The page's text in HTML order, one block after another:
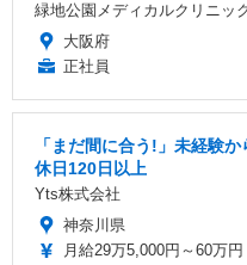
緑地公園メディカルクリニッ
大阪府
正社員
「まだ間に合う!」未経験
休日120日以上
Yts株式会社
神奈川県
月給29万5,000円～60万円